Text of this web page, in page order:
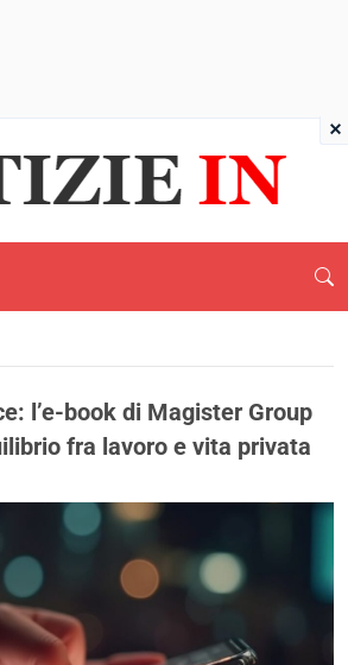
l’e-book di Magister Group
fra lavoro e vita privata
×